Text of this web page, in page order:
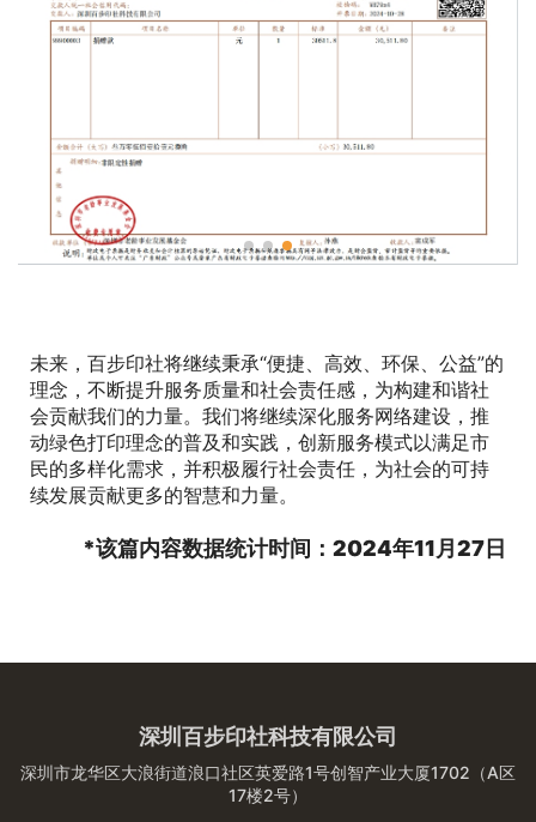
未来，百步印社将继续秉承“便捷、高效、环保、公益”的
理念，不断提升服务质量和社会责任感，为构建和谐社
会贡献我们的力量。我们将继续深化服务网络建设，推
动绿色打印理念的普及和实践，创新服务模式以满足市
民的多样化需求，并积极履行社会责任，为社会的可持
续发展贡献更多的智慧和力量。
深圳百步印社科技有限公司